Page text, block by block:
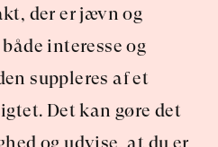
der er jævn og
interesse og
suppleres af et
Det kan gøre det